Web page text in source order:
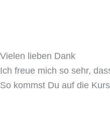
Vielen lieben Dank
Ich freue mich so sehr,
So kommst Du auf die